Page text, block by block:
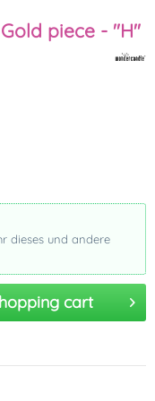
piece - "H"
dieses und andere
cart